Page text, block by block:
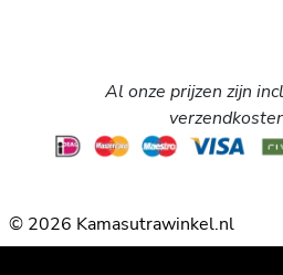
Al onze prijzen zijn
© 2026 Kamasutrawinkel.nl